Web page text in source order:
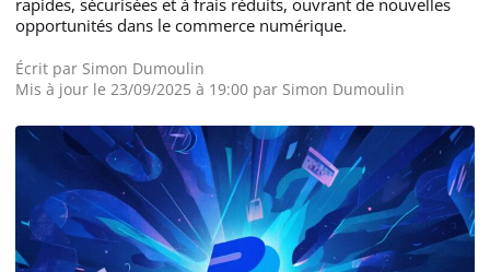
rapides, sécurisées et à frais réduits, ouvrant de nouvelles
opportunités dans le commerce numérique.
Écrit par Simon Dumoulin
Mis à jour le 23/09/2025 à 19:00 par Simon Dumoulin